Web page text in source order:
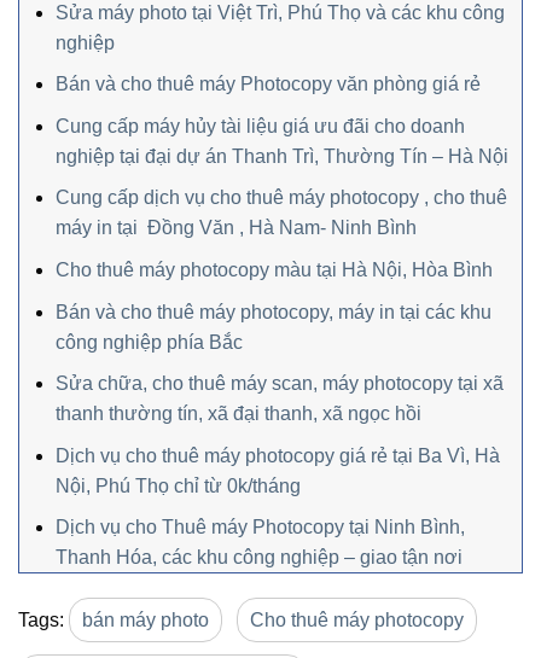
Sửa máy photo tại Việt Trì, Phú Thọ và các khu công
nghiệp
Bán và cho thuê máy Photocopy văn phòng giá rẻ
Cung cấp máy hủy tài liệu giá ưu đãi cho doanh
nghiệp tại đại dự án Thanh Trì, Thường Tín – Hà Nội
Cung cấp dịch vụ cho thuê máy photocopy , cho thuê
máy in tại Đồng Văn , Hà Nam- Ninh Bình
Cho thuê máy photocopy màu tại Hà Nội, Hòa Bình
Bán và cho thuê máy photocopy, máy in tại các khu
công nghiệp phía Bắc
Sửa chữa, cho thuê máy scan, máy photocopy tại xã
thanh thường tín, xã đại thanh, xã ngọc hồi
Dịch vụ cho thuê máy photocopy giá rẻ tại Ba Vì, Hà
Nội, Phú Thọ chỉ từ 0k/tháng
Dịch vụ cho Thuê máy Photocopy tại Ninh Bình,
Thanh Hóa, các khu công nghiệp – giao tận nơi
Tags: bán máy photo Cho thuê máy photocopy